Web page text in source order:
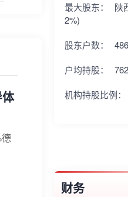
最大股东：
陕
2%)
股东户数：
户均持股：
机构持股比例：
财务